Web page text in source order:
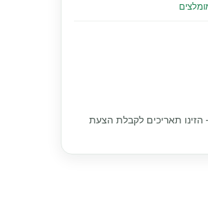
תאריכים לקבלת הצעת